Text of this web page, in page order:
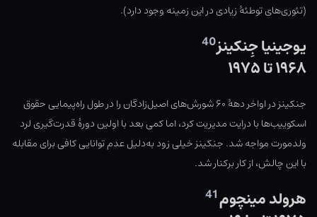
(تئوری‌های توطئهٔ زیادی در این زمینه وجود دارد).
یوجینیا جِنکینز40
۱۹۶۸ تا ۱۹۷۵
جنکینز در اواخر دههٔ ۶۰ شورش‌های اصیل‌زادگان را در طول راه‌پیمایی حقوق
اسکوییب‌ها با درایت مدیریت کرد، اما کمی بعد با اولین دورهٔ قدرت‌گیری لرد
ولدمورت مواجه شد. جنکینز خیلی زود به‌دلیل عدم توانایی کافی برای مقابله
با این چالش، از کار برکنار شد.
هرولد مینچوم41